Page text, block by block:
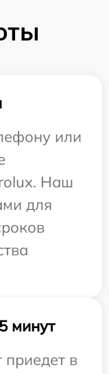
или
Наш
для
минут
приедет в